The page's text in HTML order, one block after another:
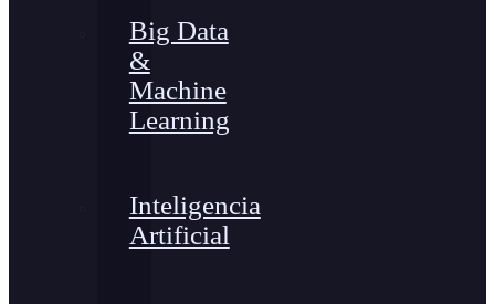
Big Data
&
Machine
Learning
Inteligencia
Artificial